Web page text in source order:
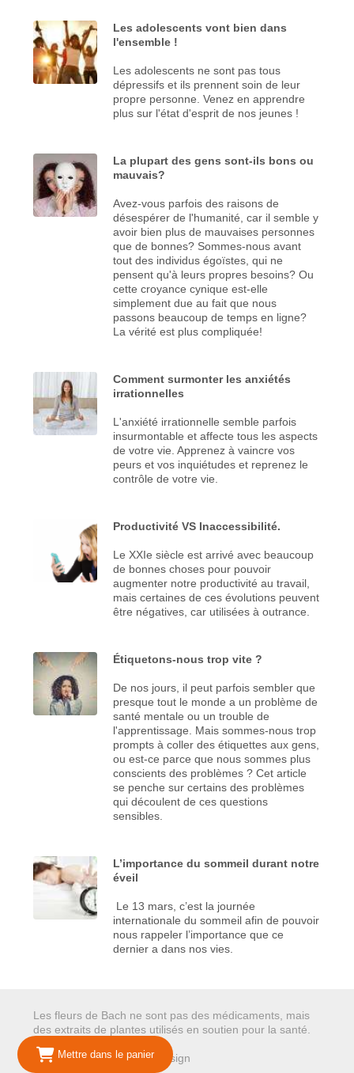
Mettre dans le panier
Les adolescents vont bien dans
l'ensemble !
Les adolescents ne sont pas tous
dépressifs et ils prennent soin de leur
propre personne. Venez en apprendre
plus sur l'état d'esprit de nos jeunes !
La plupart des gens sont-ils bons ou
mauvais?
Avez-vous parfois des raisons de
désespérer de l'humanité, car il semble y
avoir bien plus de mauvaises personnes
que de bonnes? Sommes-nous avant
tout des individus égoïstes, qui ne
pensent qu'à leurs propres besoins? Ou
cette croyance cynique est-elle
simplement due au fait que nous
passons beaucoup de temps en ligne?
La vérité est plus compliquée!
Comment surmonter les anxiétés
irrationnelles
L'anxiété irrationnelle semble parfois
insurmontable et affecte tous les aspects
de votre vie. Apprenez à vaincre vos
peurs et vos inquiétudes et reprenez le
contrôle de votre vie.
Productivité VS Inaccessibilité.
Le XXIe siècle est arrivé avec beaucoup
de bonnes choses pour pouvoir
augmenter notre productivité au travail,
mais certaines de ces évolutions peuvent
être négatives, car utilisées à outrance.
Étiquetons-nous trop vite ?
De nos jours, il peut parfois sembler que
presque tout le monde a un problème de
santé mentale ou un trouble de
l'apprentissage. Mais sommes-nous trop
prompts à coller des étiquettes aux gens,
ou est-ce parce que nous sommes plus
conscients des problèmes ? Cet article
se penche sur certains des problèmes
qui découlent de ces questions
sensibles.
L’importance du sommeil durant notre
éveil
Le 13 mars, c’est la journée
internationale du sommeil afin de pouvoir
nous rappeler l’importance que ce
dernier a dans nos vies.
Les fleurs de Bach ne sont pas des médicaments, mais
des extraits de plantes utilisés en soutien pour la santé.
© 2026 Mariepure - Webdesign